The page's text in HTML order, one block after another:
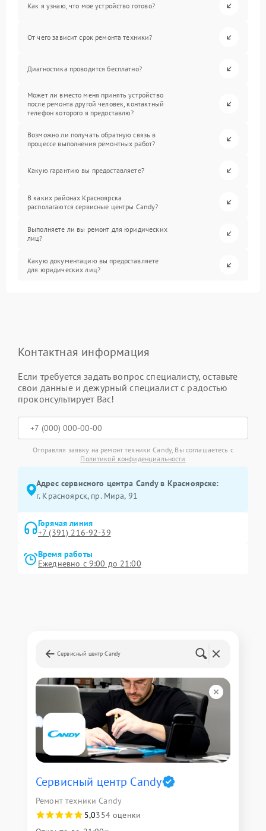
Как я узнаю, что мое устройство готово?
От чего зависит срок ремонта техники?
Диагностика проводится бесплатно?
Может ли вместо меня принять устройство
после ремонта другой человек, контактный
телефон которого я предоставлю?
Возможно ли получать обратную связь в
процессе выполнения ремонтных работ?
Какую гарантию вы предоставляете?
В каких районах Красноярска
располагаются сервисные центры Candy?
Выполняете ли вы ремонт для юридических
лиц?
Какую документацию вы предоставляете
для юридических лиц?
Контактная информация
Если требуется задать вопрос специалисту, оставьте
свои данные и дежурный специалист с радостью
проконсультирует Вас!
Отправляя заявку на ремонт техники Candy, Вы соглашаетесь с
Политикой конфиденциальности
Адрес сервисного центра Candy в Красноярске:
г. Красноярск, ​пр. Мира, 91
Горячая линия
+7 (391) 216-92-39
Время работы
Ежедневно с 9:00 до 21:00
Сервисный центр Candy
Сервисный центр Candy
Ремонт техники Candy
5,0354 оценки